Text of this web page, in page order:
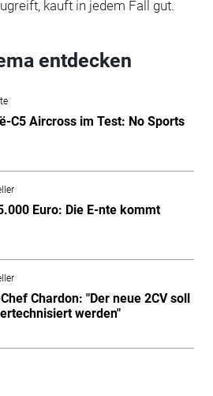
kauft in jedem Fall gut.
entdecken
C5 Aircross im Test: No Sports
Euro: Die E-nte kommt
Chardon: "Der neue 2CV soll
werden"